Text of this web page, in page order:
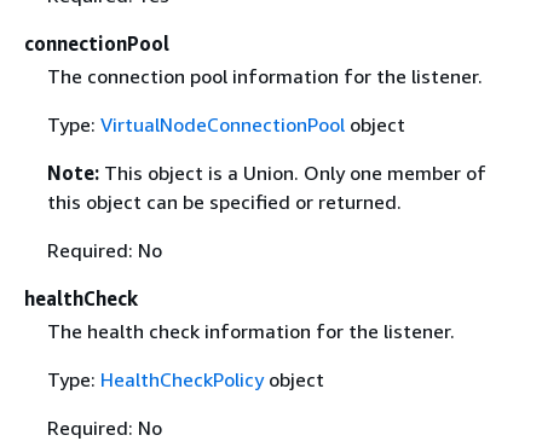
connectionPool
The connection pool information for the listener.
Type: VirtualNodeConnectionPoolobject
Note: This object is a Union. Only one member of
this object can be specified or returned.
Required: No
healthCheck
The health check information for the listener.
Type: HealthCheckPolicyobject
Required: No